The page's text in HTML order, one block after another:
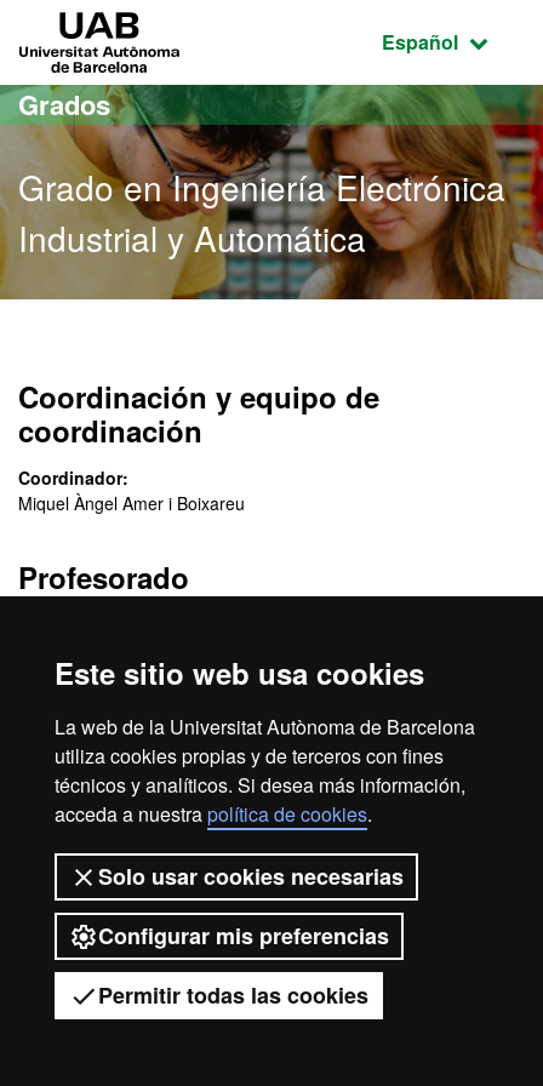
Este sitio web usa cookies
La web de la Universitat Autònoma de Barcelona
utiliza cookies propias y de terceros con fines
técnicos y analíticos. Si desea más información,
acceda a nuestrapolítica de cookies.
Solo usar cookies necesarias
Configurar mis preferencias
Permitir todas las cookies
Acceso al contenido principal
Acceso a la navegación de la página
Idioma
Español
Grados
Grado en Ingeniería Electrónica
Industrial y Automática
Tienes dudas?
Coordinación y equipo de
coordinación
Coordinador:
Miquel Àngel Amer i Boixareu
Profesorado
Aviso legal Protección de datos
Sobre el web
Accesibilidad web
Mapa del web UAB
2026 Universitat Autònoma de
Barcelona